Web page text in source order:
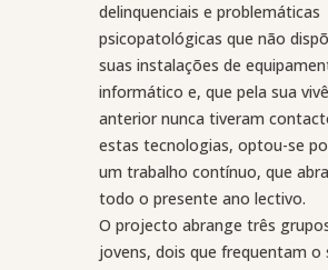
delinquenciais e problemáticas
psicopatológicas que não
suas instalações de
informático e, que pela sua
anterior nunca tiveram
estas tecnologias, optou-se
um trabalho contínuo, que
todo o presente ano lectivo.
O projecto abrange três
jovens, dois que frequentam o